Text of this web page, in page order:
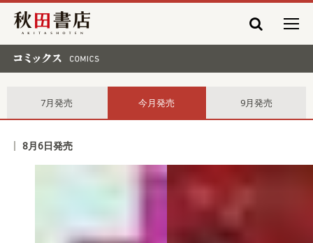
秋田書店
7月発売 今月発売 9月発売
8月6日発売